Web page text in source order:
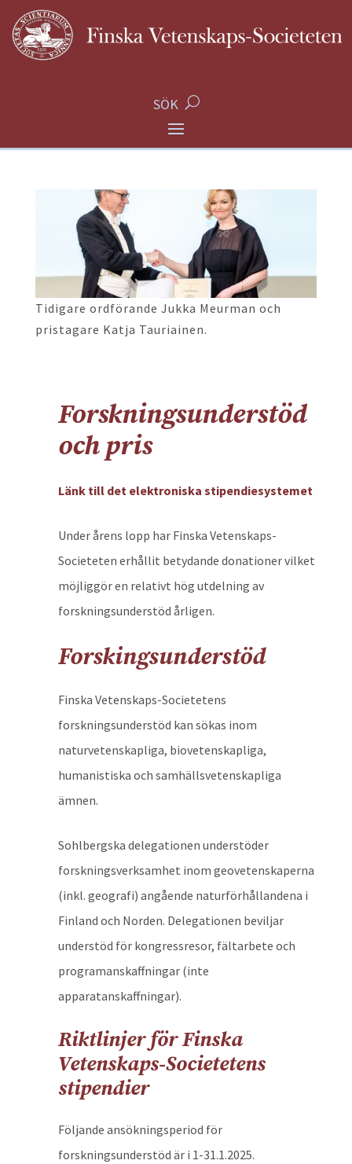
SÖK
Tidigare ordförande Jukka Meurman och
pristagare Katja Tauriainen.
Forskningsunderstöd
och pris
Länk till det elektroniska stipendiesystemet
Under årens lopp har Finska Vetenskaps-
Societeten erhållit betydande donationer vilket
möjliggör en relativt hög utdelning av
forskningsunderstöd årligen.
Forskingsunderstöd
Finska Vetenskaps-Societetens
forskningsunderstöd kan sökas inom
naturvetenskapliga, biovetenskapliga,
humanistiska och samhällsvetenskapliga
ämnen.
Sohlbergska delegationen understöder
forskningsverksamhet inom geovetenskaperna
(inkl. geografi) angående naturförhållandena i
Finland och Norden. Delegationen beviljar
understöd för kongressresor, fältarbete och
programanskaffningar (inte
apparatanskaffningar).
Riktlinjer för Finska
Vetenskaps-Societetens
stipendier
Följande ansökningsperiod för
forskningsunderstöd är i 1-31.1.2025.